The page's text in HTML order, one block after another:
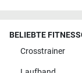
BELIEBTE
Crosstrainer